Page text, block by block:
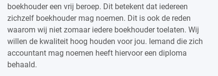
boekhouder een vrij beroep. Dit betekent dat iedereen
zichzelf boekhouder mag noemen. Dit is ook de reden
waarom wij niet zomaar iedere boekhouder toelaten. Wij
willen de kwaliteit hoog houden voor jou. Iemand die zich
accountant mag noemen heeft hiervoor een diploma
behaald.